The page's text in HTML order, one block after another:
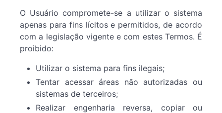
O Usuário compromete-se a utilizar o sistema
apenas para fins lícitos e permitidos, de acordo
com a legislação vigente e com estes Termos. É
proibido:
Utilizar o sistema para fins ilegais;
Tentar acessar áreas não autorizadas ou
sistemas de terceiros;
Realizar engenharia reversa, copiar ou